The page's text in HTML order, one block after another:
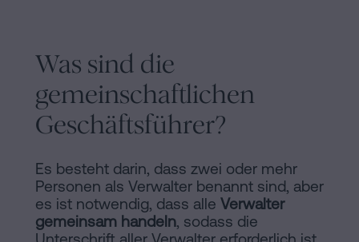
Was sind die
gemeinschaftlichen
Geschäftsführer?
Es besteht darin, dass zwei oder mehr
Personen als Verwalter benannt sind, aber
es ist notwendig, dass alle Verwalter
gemeinsam handeln, sodass die